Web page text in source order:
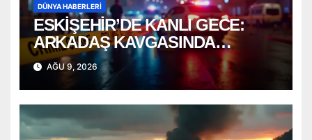
DÜNYA HABERLERI
ESKİŞEHİR’DE KANLI GECE:
ARKADAŞ KAVGASINDA
BIÇAKLAR KONUŞTU!
AĞU 9, 2026